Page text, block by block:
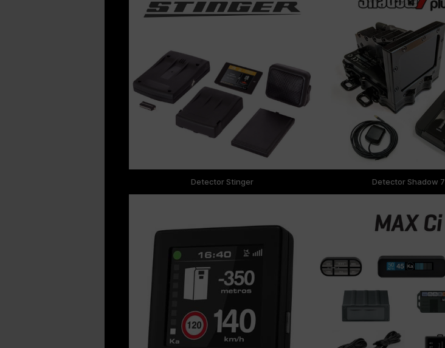
Detector Stinger Detector Shadow 7